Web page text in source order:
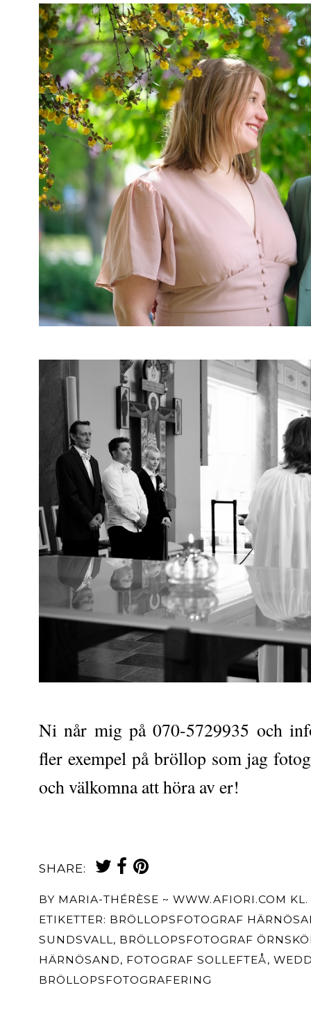
Ni når mig på 070-5729935 och
fler exempel på bröllop som jag
och välkomna att höra av er!
SHARE:
BY MARIA-THÉRÈSE ~ WWW.AFIORI.COM KL.
ETIKETTER: BRÖLLOPSFOTOGRAF
SUNDSVALL , BRÖLLOPSFOTOGRAF
HÄRNÖSAND, FOTOGRAF SOLLEFTEÅ,
BRÖLLOPSFOTOGRAFERING